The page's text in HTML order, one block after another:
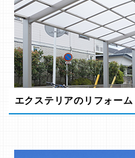
エクステリアのリフォーム